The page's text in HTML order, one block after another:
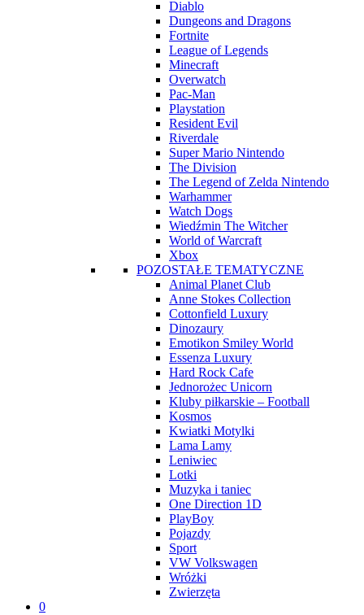
Diablo
Dungeons and Dragons
Fortnite
League of Legends
Minecraft
Overwatch
Pac-Man
Playstation
Resident Evil
Riverdale
Super Mario Nintendo
The Division
The Legend of Zelda Nintendo
Warhammer
Watch Dogs
Wiedźmin The Witcher
World of Warcraft
Xbox
POZOSTAŁE TEMATYCZNE
Animal Planet Club
Anne Stokes Collection
Cottonfield Luxury
Dinozaury
Emotikon Smiley World
Essenza Luxury
Hard Rock Cafe
Jednorożec Unicorn
Kluby piłkarskie – Football
Kosmos
Kwiatki Motylki
Lama Lamy
Leniwiec
Lotki
Muzyka i taniec
One Direction 1D
PlayBoy
Pojazdy
Sport
VW Volkswagen
Wróżki
Zwierzęta
0